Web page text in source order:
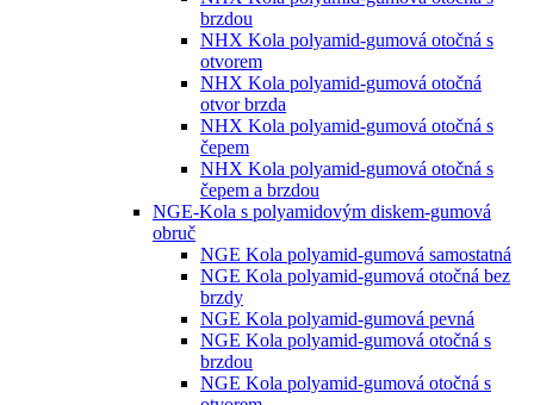
brzdou
NHX Kola polyamid-gumová otočná s
otvorem
NHX Kola polyamid-gumová otočná
otvor brzda
NHX Kola polyamid-gumová otočná s
čepem
NHX Kola polyamid-gumová otočná s
čepem a brzdou
NGE-Kola s polyamidovým diskem-gumová
obruč
NGE Kola polyamid-gumová samostatná
NGE Kola polyamid-gumová otočná bez
brzdy
NGE Kola polyamid-gumová pevná
NGE Kola polyamid-gumová otočná s
brzdou
NGE Kola polyamid-gumová otočná s